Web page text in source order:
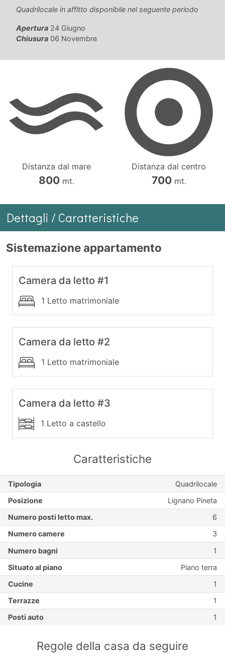
Quadrilocale in affitto disponibile nel seguente periodo
Apertura 24 Giugno
Chiusura 06 Novembre
Distanza dal mare
800mt.
Distanza dal centro
700mt.
Dettagli / Caratteristiche
Sistemazione appartamento
Camera da letto #1
1 Letto matrimoniale
Camera da letto #2
1 Letto matrimoniale
Camera da letto #3
1 Letto a castello
Caratteristiche
Tipologia
Quadrilocale
Posizione
Lignano Pineta
Numero posti letto max.
6
Numero camere
3
Numero bagni
1
Situato al piano
Piano terra
Cucine
1
Terrazze
1
Posti auto
1
Regole della casa da seguire